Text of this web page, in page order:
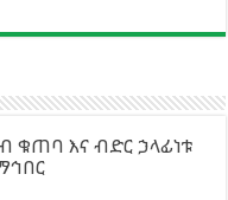
ቁጠባ እና ብድር ኃላፊነቱ